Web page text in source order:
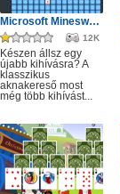
Microsoft Minesweeper
12K
Készen állsz egy
újabb kihívásra? A
klasszikus
aknakereső most
még több kihívást...